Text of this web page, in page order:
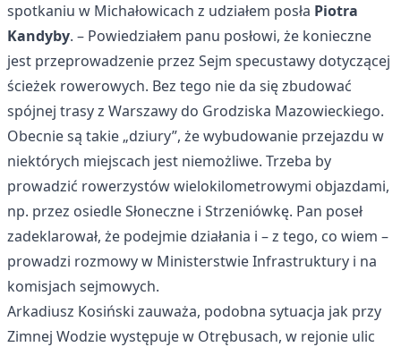
spotkaniu w Michałowicach z udziałem posła Piotra
Kandyby. – Powiedziałem panu posłowi, że konieczne
jest przeprowadzenie przez Sejm specustawy dotyczącej
ścieżek rowerowych. Bez tego nie da się zbudować
spójnej trasy z Warszawy do Grodziska Mazowieckiego.
Obecnie są takie „dziury”, że wybudowanie przejazdu w
niektórych miejscach jest niemożliwe. Trzeba by
prowadzić rowerzystów wielokilometrowymi objazdami,
np. przez osiedle Słoneczne i Strzeniówkę. Pan poseł
zadeklarował, że podejmie działania i – z tego, co wiem –
prowadzi rozmowy w Ministerstwie Infrastruktury i na
komisjach sejmowych.
Arkadiusz Kosiński zauważa, podobna sytuacja jak przy
Zimnej Wodzie występuje w Otrębusach, w rejonie ulic